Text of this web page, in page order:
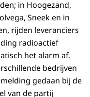
in Hoogezand,
Sneek en in
rijden leveranciers
radioactief
het alarm af.
bedrijven
gedaan bij de
van de partij